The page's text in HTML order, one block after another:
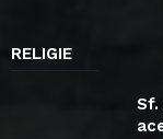
RELIGIE